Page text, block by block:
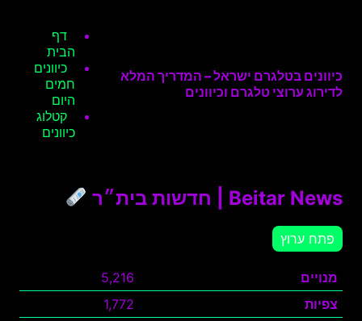
כיוונים בטלגרם ישראל – המדריך המלא
לדירוג ערוצי טלגרם וכיוונים
דף
הבית
כיוונים
חמים
היום
קטלוג
כיוונים
Beitar News | חדשות בית״ר
פתח ערוץ
מנויים
5,216
צפיות
1,772